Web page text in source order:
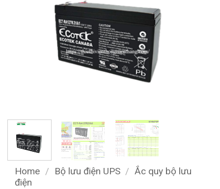
Home / Bộ lưu điện UPS / Ắc quy bộ lưu
điện